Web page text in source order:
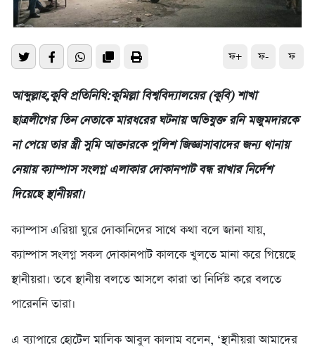
ফ+ ফ- ফ
আব্দুল্লাহ,কুবি প্রতিনিধি:কুমিল্লা বিশ্ববিদ্যালয়ের (কুবি) শাখা
ছাত্রলীগের তিন নেতাকে মারধরের ঘটনায় অভিযুক্ত রনি মজুমদারকে
না পেয়ে তার স্ত্রী সুমি আক্তারকে পুলিশ জিজ্ঞাসাবাদের জন্য থানায়
নেয়ায় ক্যাম্পাস সংলগ্ন এলাকার দোকানপাট বন্ধ রাখার নির্দেশ
দিয়েছে স্থানীয়রা।
ক্যাম্পাস এরিয়া ঘুরে দোকানিদের সাথে কথা বলে জানা যায়,
ক্যাম্পাস সংলগ্ন সকল দোকানপাট কালকে খুলতে মানা করে গিয়েছে
স্থানীয়রা। তবে স্থানীয় বলতে আসলে কারা তা নির্দিষ্ট করে বলতে
পারেননি তারা।
এ ব্যাপারে হোটেল মালিক আবুল কালাম বলেন, ‘স্থানীয়রা আমাদের